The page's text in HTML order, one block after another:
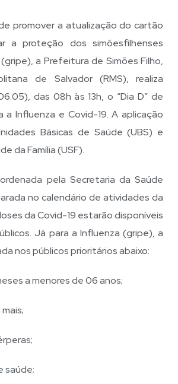
promover a atualização do cartão
a proteção dos simõesfilhenses
a Prefeitura de Simões Filho,
de Salvador (RMS), realiza
das 08h às 13h, o “Dia D” de
a Influenza e Covid-19. A aplicação
Básicas de Saúde (UBS) e
da Família (USF).
pela Secretaria da Saúde
no calendário de atividades da
da Covid-19 estarão disponíveis
Já para a Influenza (gripe), a
nos públicos prioritários abaixo:
a menores de 06 anos;
saúde;